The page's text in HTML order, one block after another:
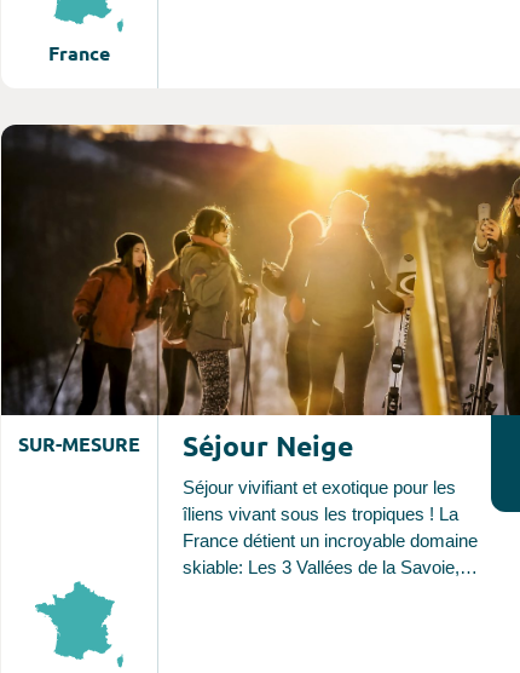
France
SUR-MESURE Séjour Neige
Séjour vivifiant et exotique pour les
îliens vivant sous les tropiques ! La
France détient un incroyable domaine
skiable: Les 3 Vallées de la Savoie,
Consultez l'offre de voyage